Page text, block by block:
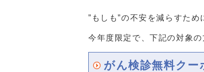
”もしも”の不安を減らすため
今年度限定で、下記の対象
がん検診無料クー